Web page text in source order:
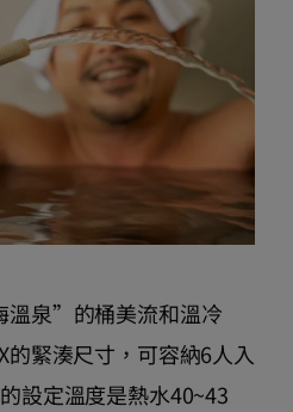
泉”的桶美流和溫冷
的緊湊尺寸，可容納6人入
設定溫度是熱水40~43